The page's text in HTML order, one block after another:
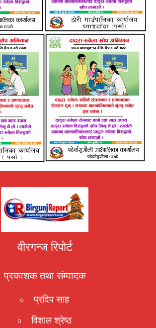
वीरगन्ज रिपोर्ट
प्रकाशक तथा संम्पादक
प्रदिप साह
विशाल श्रेष्ठ